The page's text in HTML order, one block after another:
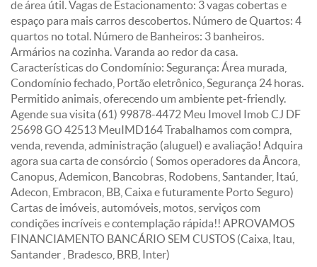
de área útil. Vagas de Estacionamento: 3 vagas cobertas e
espaço para mais carros descobertos. Número de Quartos: 4
quartos no total. Número de Banheiros: 3 banheiros.
Armários na cozinha. Varanda ao redor da casa.
Características do Condomínio: Segurança: Área murada,
Condomínio fechado, Portão eletrônico, Segurança 24 horas.
Permitido animais, oferecendo um ambiente pet-friendly.
Agende sua visita (61) 99878-4472 Meu Imovel Imob CJ DF
25698 GO 42513 MeuIMD164 Trabalhamos com compra,
venda, revenda, administração (aluguel) e avaliação! Adquira
agora sua carta de consórcio ( Somos operadores da Âncora,
Canopus, Ademicon, Bancobras, Rodobens, Santander, Itaú,
Adecon, Embracon, BB, Caixa e futuramente Porto Seguro)
Cartas de imóveis, automóveis, motos, serviços com
condições incríveis e contemplação rápida!! APROVAMOS
FINANCIAMENTO BANCÁRIO SEM CUSTOS (Caixa, Itau,
Santander , Bradesco, BRB, Inter)